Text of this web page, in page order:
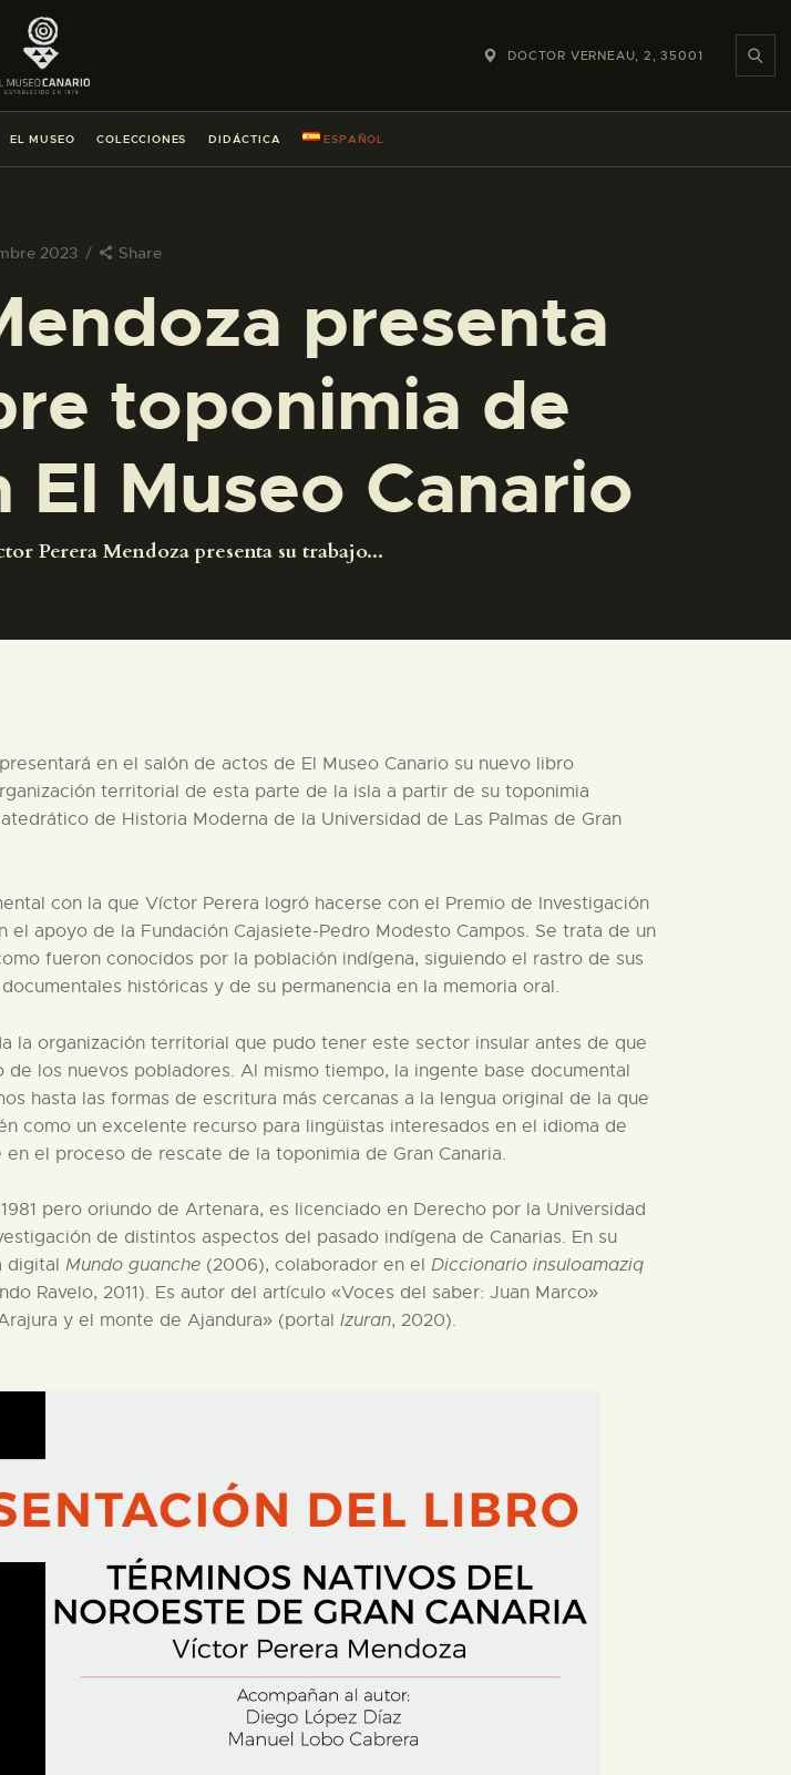
DOCTOR VERNEAU, 2, 35001
EL MUSEO COLECCIONES DIDÁCTICA ESPAÑOL
2023 Share
presenta
toponimia de
El Museo Canario
Perera Mendoza presenta su trabajo...
en el salón de actos de El Museo Canario su nuevo libro
territorial de esta parte de la isla a partir de su toponimia
de Historia Moderna de la Universidad de Las Palmas de Gran
con la que Víctor Perera logró hacerse con el Premio de Investigación
apoyo de la Fundación Cajasiete-Pedro Modesto Campos. Se trata de un
fueron conocidos por la población indígena, siguiendo el rastro de sus
históricas y de su permanencia en la memoria oral.
la organización territorial que pudo tener este sector insular antes de que
los nuevos pobladores. Al mismo tiempo, la ingente base documental
hasta las formas de escritura más cercanas a la lengua original de la que
como un excelente recurso para lingüistas interesados en el idioma de
el proceso de rescate de la toponimia de Gran Canaria.
pero oriundo de Artenara, es licenciado en Derecho por la Universidad
de distintos aspectos del pasado indígena de Canarias. En su
digital Mundo guanche (2006), colaborador en el Diccionario insuloamaziq
Ravelo, 2011). Es autor del artículo «Voces del saber: Juan Marco»
y el monte de Ajandura» (portal Izuran, 2020).